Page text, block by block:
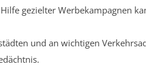
gezielter Werbekampagnen
und an wichtigen